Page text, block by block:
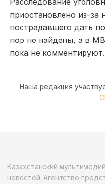
приостановлено из-за
пострадавшего дать
пор не найдены, а в
пока не комментируют.
Наша редакция
Казахстанский
новостей. Агентство